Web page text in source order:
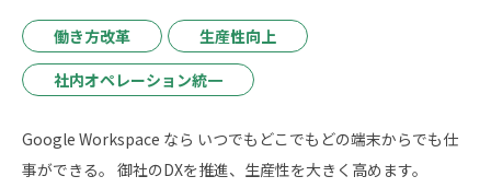
働き方改革
生産性向上
社内オペレーション統一
Google Workspace なら いつでもどこでもどの端末からでも仕
事ができる。 御社のDXを推進、生産性を大きく高めます。